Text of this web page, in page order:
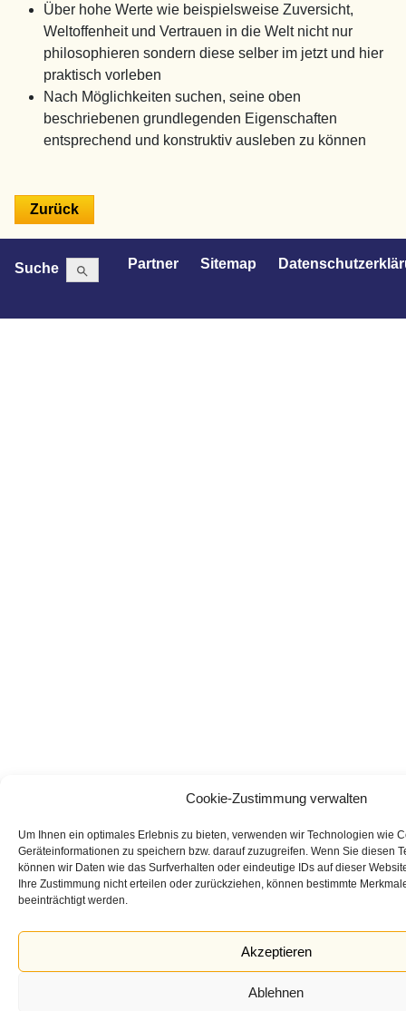
Cookie-Zustimmung verwalten
Um Ihnen ein optimales Erlebnis zu bieten, verwenden wir Technologien wie
Geräteinformationen zu speichern bzw. darauf zuzugreifen. Wenn Sie diesen
können wir Daten wie das Surfverhalten oder eindeutige IDs auf dieser
Ihre Zustimmung nicht erteilen oder zurückziehen, können bestimmte
beeinträchtigt werden.
Akzeptieren
Ablehnen
Über hohe Werte wie beispielsweise Zuversicht,
Weltoffenheit und Vertrauen in die Welt nicht nur
philosophieren sondern diese selber im jetzt und hier
praktisch vorleben
Nach Möglichkeiten suchen, seine oben
beschriebenen grundlegenden Eigenschaften
entsprechend und konstruktiv ausleben zu können
Suche Search
for:
Search Button Partner Sitemap